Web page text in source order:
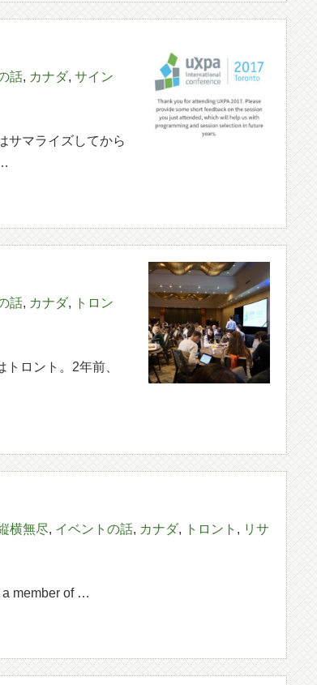
話, カナダ, サイン
サマライズしてから
話, カナダ,
トロン
ロント。2年前、
横無尽, イベントの話, カナダ, トロント , リサ
a member of …